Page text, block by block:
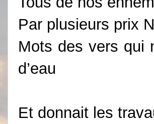
Par plusieurs prix
Mots des vers qui
d’eau
Et donnait les